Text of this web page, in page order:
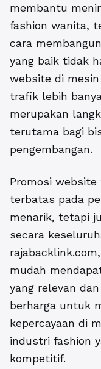
membantu
fashion wanita,
cara
yang baik tidak
website di
trafik lebih
merupakan
terutama bagi
pengembangan.
Promosi
terbatas pada
menarik, tetapi
secara
mudah
yang relevan
berharga untuk
kepercayaan di
industri fashion
kompetitif.